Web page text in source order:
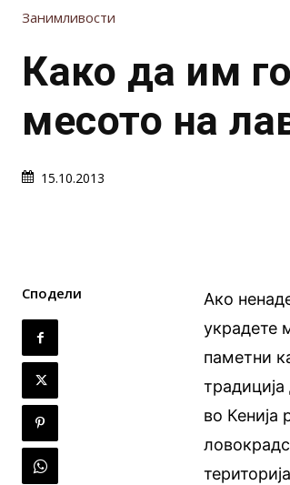
Занимливости
Како да им
месото на
15.10.2013
Сподели
Ако
украдете
паметни
во Кенија